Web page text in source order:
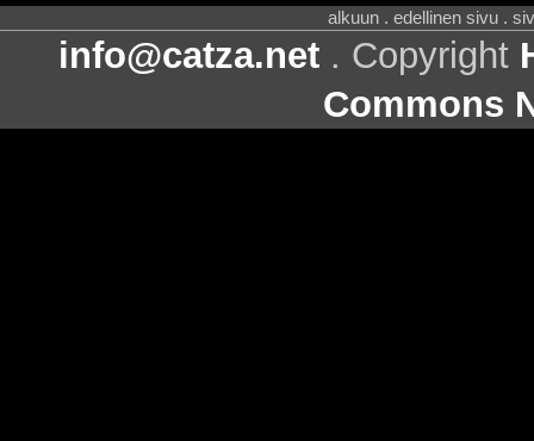
alkuun . edellinen sivu .
info@catza.net . Copyright
Commons